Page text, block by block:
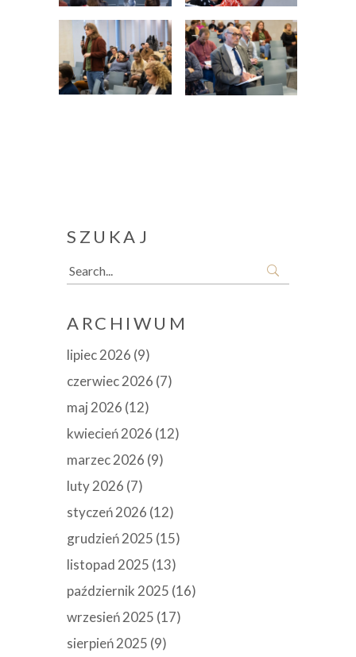
SZUKAJ
Search
for:
ARCHIWUM
lipiec 2026 (9)
czerwiec 2026 (7)
maj 2026 (12)
kwiecień 2026 (12)
marzec 2026 (9)
luty 2026 (7)
styczeń 2026 (12)
grudzień 2025 (15)
listopad 2025 (13)
październik 2025 (16)
wrzesień 2025 (17)
sierpień 2025 (9)